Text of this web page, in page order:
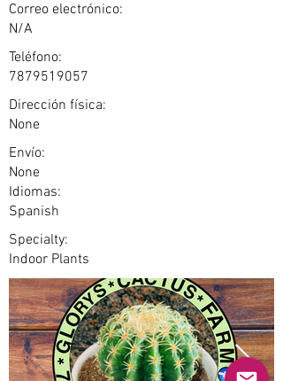
Correo electrónico:
N/A
Teléfono:
7879519057
Dirección física:
None
Envío:
None
Idiomas:
Spanish
Specialty:
Indoor Plants